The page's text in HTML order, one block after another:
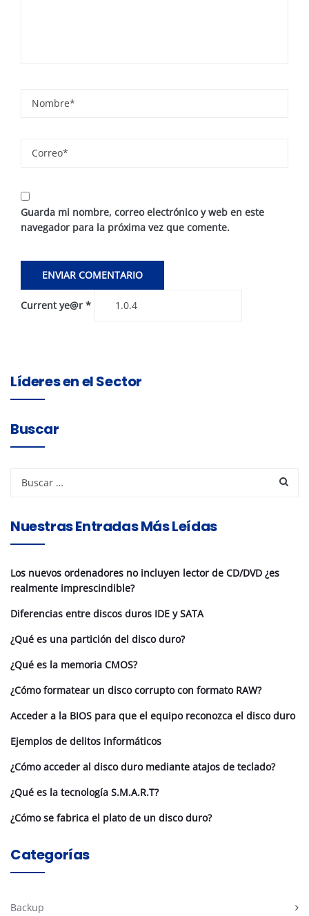
Guarda mi nombre, correo electrónico y web en este
navegador para la próxima vez que comente.
Current ye@r *
Líderes en el Sector
Buscar
Nuestras Entradas Más Leídas
Los nuevos ordenadores no incluyen lector de CD/DVD ¿es
realmente imprescindible?
Diferencias entre discos duros IDE y SATA
¿Qué es una partición del disco duro?
¿Qué es la memoria CMOS?
¿Cómo formatear un disco corrupto con formato RAW?
Acceder a la BIOS para que el equipo reconozca el disco duro
Ejemplos de delitos informáticos
¿Cómo acceder al disco duro mediante atajos de teclado?
¿Qué es la tecnología S.M.A.R.T?
¿Cómo se fabrica el plato de un disco duro?
Categorías
Backup